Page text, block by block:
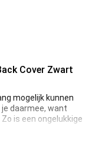
Cover Zwart
mogelijk kunnen
daarmee, want
is een ongelukkige